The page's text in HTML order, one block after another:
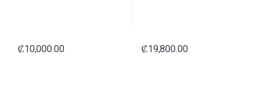
₡10,000.00 ₡19,800.00